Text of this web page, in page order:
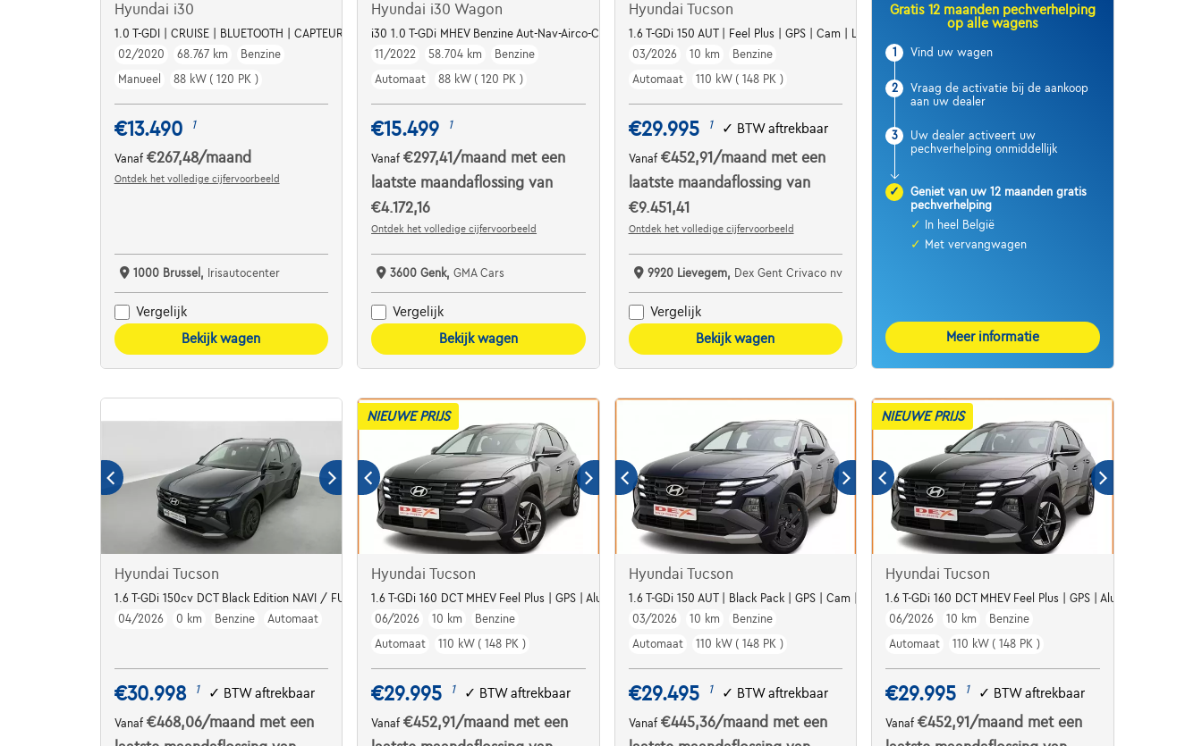
Hyundai i30
1.0 T-GDI | CRUISE | BLUETOOTH | CAPTEUR AR.
02/2020
68.767 km
Benzine
Manueel
88 kW ( 120 PK )
€13.490 1
Vanaf €267,48/maand
Ontdek het volledige cijfervoorbeeld
1000 Brussel, Irisautocenter
Vergelijk
Bekijk wagen
Hyundai i30 Wagon
i30 1.0 T-GDi MHEV Benzine Aut-Nav-Airco-Cam-Keyless-Garantie
11/2022
58.704 km
Benzine
Automaat
88 kW ( 120 PK )
€15.499 1
Vanaf€297,41 /maand met een
laatste maandaflossing van
€4.172,16
Ontdek het volledige cijfervoorbeeld
3600 Genk,GMA Cars
Vergelijk
Bekijk wagen
Hyundai Tucson
1.6 T-GDi 150 AUT | Feel Plus | GPS | Cam | LED | ALU18 De Hyundai Tucson 1.6 T-GDi 150 Automaat Fee
03/2026
10 km
Benzine
Automaat
110 kW ( 148 PK )
€29.995 1 ✓ BTW aftrekbaar
Vanaf €452,91 /maand met een
laatste maandaflossing van
€9.451,41
Ontdek het volledige cijfervoorbeeld
9920 Lievegem, Dex Gent Crivaco nv
Vergelijk
Bekijk wagen
Gratis 12 maanden pechverhelping
op alle wagens
1 Vind uw wagen
2
Vraag de activatie bij de aankoop
aan uw dealer
3
Uw dealer activeert uw
pechverhelping onmiddellijk
✓
Geniet van uw 12 maanden gratis
pechverhelping
✓
In heel België
✓ Met vervangwagen
Meer informatie
Hyundai Tucson
1.6 T-GDi 150cv DCT Black Edition NAVI / FULL LED / CAMERA
04/2026
0 km Benzine Automaat
€30.998 1 ✓ BTW aftrekbaar
Vanaf €468,06/maand met een
NIEUWE PRIJS
Hyundai Tucson
1.6 T-GDi 160 DCT MHEV Feel Plus | GPS | Alu18 | Winter Pack | Camera
06/2026
10 km
Benzine
Automaat
110 kW ( 148 PK )
€29.995 1 ✓ BTW aftrekbaar
Vanaf€452,91 /maand met een
Hyundai Tucson
1.6 T-GDi 150 AUT | Black Pack | GPS | Cam | Winter Pack Hyundai Tucson 1.6 T-GDi 150 pk Automaat S
03/2026
10 km
Benzine
Automaat
110 kW ( 148 PK )
€29.495 1 ✓ BTW aftrekbaar
Vanaf €445,36/maand met een
NIEUWE PRIJS
Hyundai Tucson
1.6 T-GDi 160 DCT MHEV Feel Plus | GPS | Alu18 | Winter
06/2026
10 km
Benzine
Automaat
110 kW ( 148 PK )
€29.995 1 ✓ BTW aftrekbaar
Vanaf€452,91 /maand met een